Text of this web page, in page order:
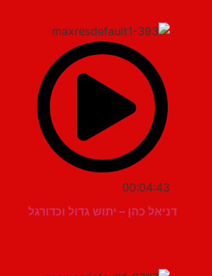
00:04:43
דניאל כהן – יתוש גדול וכדורגל